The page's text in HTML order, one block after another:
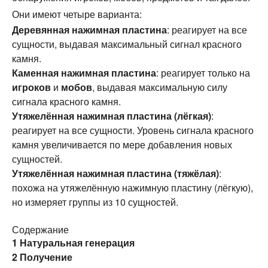
Они имеют четыре варианта:
Деревянная нажимная пластина: реагирует на все
сущности, выдавая максимальный сигнал красного
камня.
Каменная нажимная пластина: реагирует только на
игроков и мобов, выдавая максимальную силу
сигнала красного камня.
Утяжелённая нажимная пластина (лёгкая):
реагирует на все сущности. Уровень сигнала красного
камня увеличивается по мере добавления новых
сущностей.
Утяжелённая нажимная пластина (тяжёлая):
похожа на утяжелённую нажимную пластину (лёгкую),
но измеряет группы из 10 сущностей.
Содержание
1 Натуральная генерация
2 Получение